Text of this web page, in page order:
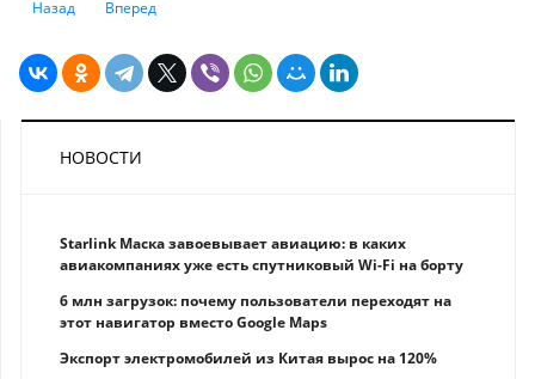
Предыдущий: Досрочное погашение кредитов: что нужно знать
Назад Следующий: Какие налоги нужно уплатить до 25 и 26
Вперед
НОВОСТИ
Starlink Маска завоевывает авиацию: в каких
авиакомпаниях уже есть спутниковый Wi-Fi на борту
6 млн загрузок: почему пользователи переходят на
этот навигатор вместо Google Maps
Экспорт электромобилей из Китая вырос на 120%